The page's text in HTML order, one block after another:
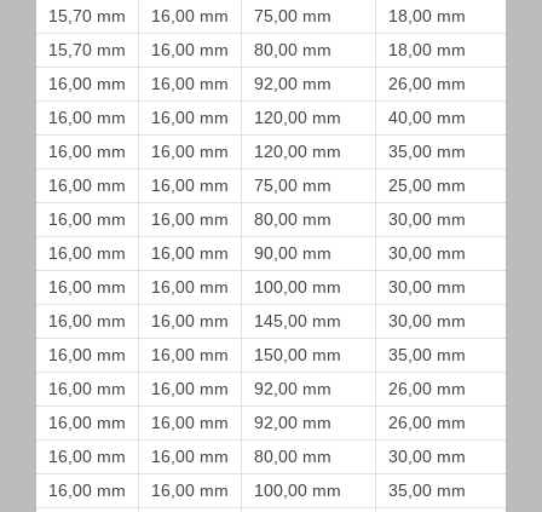
15,70 mm 16,00 mm 75,00 mm
18,00 mm
15,70 mm
16,00 mm 80,00 mm
18,00 mm
16,00 mm
16,00 mm 92,00 mm
26,00 mm
16,00 mm
16,00 mm 120,00 mm
40,00 mm
16,00 mm
16,00 mm 120,00 mm
35,00 mm
16,00 mm
16,00 mm 75,00 mm
25,00 mm
16,00 mm
16,00 mm 80,00 mm
30,00 mm
16,00 mm
16,00 mm 90,00 mm
30,00 mm
16,00 mm
16,00 mm 100,00 mm
30,00 mm
16,00 mm
16,00 mm 145,00 mm
30,00 mm
16,00 mm
16,00 mm 150,00 mm
35,00 mm
16,00 mm
16,00 mm 92,00 mm
26,00 mm
16,00 mm
16,00 mm 92,00 mm
26,00 mm
16,00 mm
16,00 mm 80,00 mm
30,00 mm
16,00 mm
16,00 mm 100,00 mm
35,00 mm